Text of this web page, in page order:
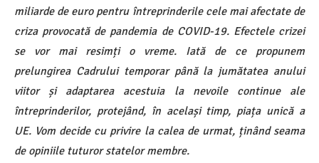
miliarde de euro pentru întreprinderile cele mai afectate de
criza provocată de pandemia de COVID-19.Efectele crizei
se vor mai resimți o vreme. Iată de ce propunem
prelungirea Cadrului temporar până la jumătatea anului
viitor și adaptarea acestuia la nevoile continue ale
întreprinderilor, protejând, în același timp, piața unică a
UE. Vom decide cu privire la calea de urmat, ținând seama
de opiniile tuturor statelor membre.